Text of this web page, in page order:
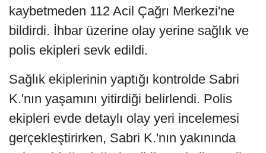
kaybetmeden 112 Acil Çağrı Merkezi'ne
bildirdi. İhbar üzerine olay yerine sağlık ve
polis ekipleri sevk edildi.
Sağlık ekiplerinin yaptığı kontrolde Sabri
K.'nın yaşamını yitirdiği belirlendi. Polis
ekipleri evde detaylı olay yeri incelemesi
gerçekleştirirken, Sabri K.'nın yakınında